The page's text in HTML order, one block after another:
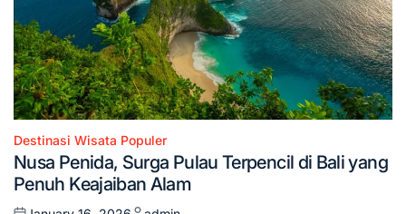
Posted
in
Destinasi Wisata Populer
Nusa Penida, Surga Pulau Terpencil di Bali yang
Penuh Keajaiban Alam